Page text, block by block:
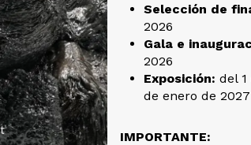
Selección de
2026
Gala e
2026
Exposición: del
de enero de 2027
IMPORTANTE: